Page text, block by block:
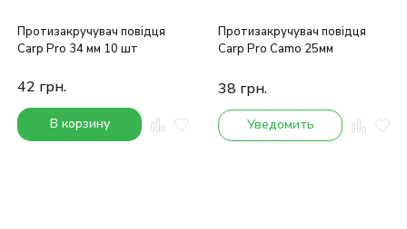
Протизакручувач повідця
Carp Pro 34 мм 10 шт
42 грн.
В корзину
Протизакручувач повідця
Carp Pro Camo 25мм
38 грн.
Уведомить